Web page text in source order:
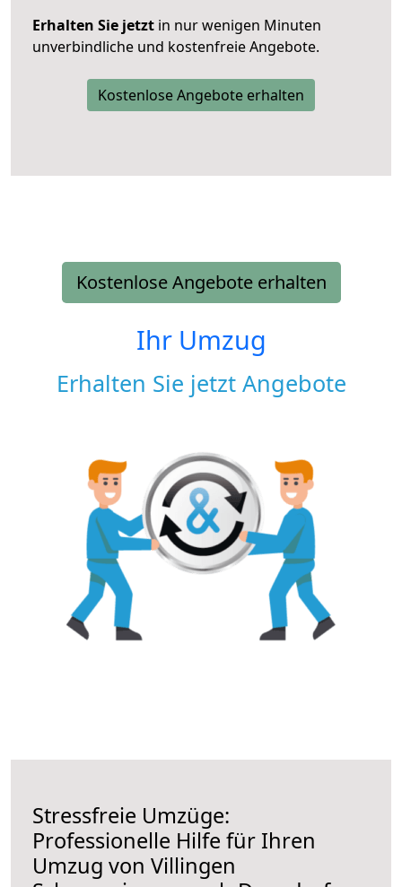
Erhalten Sie jetzt in nur wenigen Minuten
unverbindliche und kostenfreie Angebote.
Kostenlose Angebote erhalten
Kostenlose Angebote erhalten
Ihr Umzug
Erhalten Sie jetzt Angebote
Stressfreie Umzüge:
Professionelle Hilfe für Ihren
Umzug von Villingen